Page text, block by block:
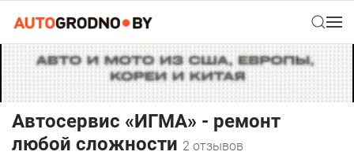
Автосервис «ИГМА» - ремонт
любой сложности 2 отзывов